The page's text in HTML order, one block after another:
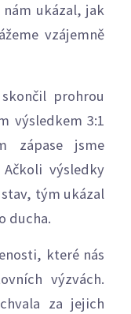
ukázal, jak
vzájemně
prohrou
výsledkem 3:1
zápase jsme
výsledky
tým ukázal
ducha.
které nás
výzvách.
za jejich